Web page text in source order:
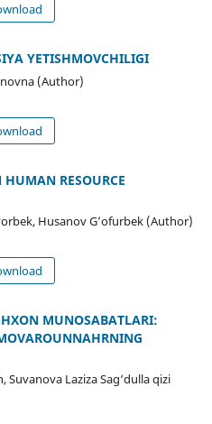
YETISHMOVCHILIGI
(Author)
RESOURCE
Husanov G’ofurbek (Author)
MUNOSABATLARI:
Laziza Sag‘dulla qizi